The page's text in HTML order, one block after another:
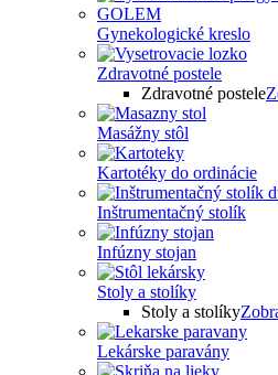
Gynekologické kreslo
Zdravotné postele
Zdravotné postele
Masážny stôl
Kartotéky do ordinácie
Inštrumentačný stolík
Infúzny stojan
Stoly a stolíky
Stoly a stolíky
Lekárske paravány